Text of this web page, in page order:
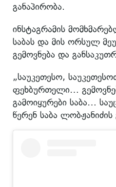
განაპირობა.
ინსტაგრამის
საბას და მის ორსულ
გემოვნება და
„საუკეთესო,
ფეხბურთელი…
გამოიყურები საბა…
წერენ საბა ლობჟანიძის